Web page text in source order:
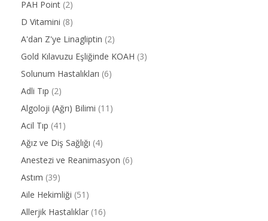
PAH Point (2)
D Vitamini (8)
A'dan Z'ye Linagliptin (2)
Gold Kılavuzu Eşliğinde KOAH (3)
Solunum Hastalıkları (6)
Adli Tıp (2)
Algoloji (Ağrı) Bilimi (11)
Acil Tıp (41)
Ağız ve Diş Sağlığı (4)
Anestezi ve Reanimasyon (6)
Astım (39)
Aile Hekimliği (51)
Allerjik Hastalıklar (16)